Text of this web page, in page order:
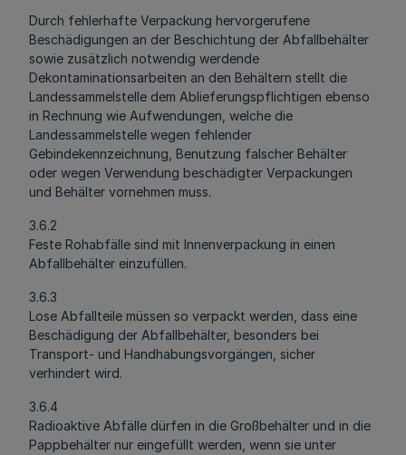
Durch fehlerhafte Verpackung hervorgerufene
Beschädigungen an der Beschichtung der Abfallbehälter
sowie zusätzlich notwendig werdende
Dekontaminationsarbeiten an den Behältern stellt die
Landessammelstelle dem Ablieferungspflichtigen ebenso
in Rechnung wie Aufwendungen, welche die
Landessammelstelle wegen fehlender
Gebindekennzeichnung, Benutzung falscher Behälter
oder wegen Verwendung beschädigter Verpackungen
und Behälter vornehmen muss.
3.6.2
Feste Rohabfälle sind mit Innenverpackung in einen
Abfallbehälter einzufüllen.
3.6.3
Lose Abfallteile müssen so verpackt werden, dass eine
Beschädigung der Abfallbehälter, besonders bei
Transport- und Handhabungsvorgängen, sicher
verhindert wird.
3.6.4
Radioaktive Abfälle dürfen in die Großbehälter und in die
Pappbehälter nur eingefüllt werden, wenn sie unter